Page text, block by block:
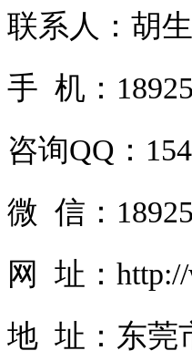
联系人：胡生
手 机：
咨询QQ：
微 信：
网 址：
地 址：东莞